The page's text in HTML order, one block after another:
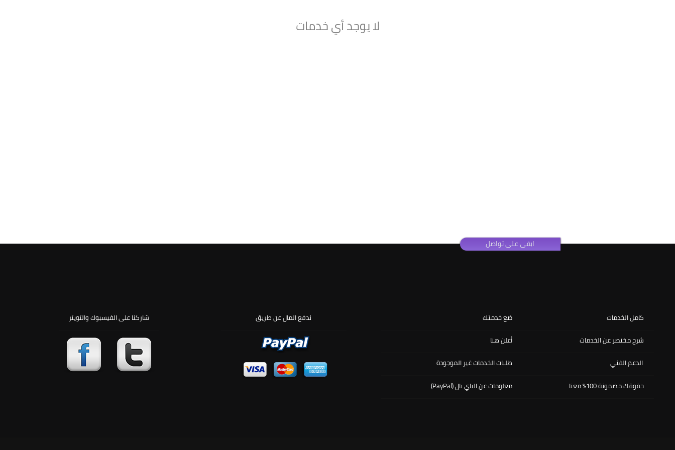
لا يوجد أي خدمات
ابقى على تواصل
شاركنا على الفيسبوك والتويتر ندفع المال عن طريق ضع خدمتك
كامل الخدمات
أعلن هنا
شرح مختصر عن الخدمات
طلبات الخدمات غير الموجودة
الدعم الفني
معلومات عن الباي بال (PayPal)
حقوقك مضمونة 100% معنا